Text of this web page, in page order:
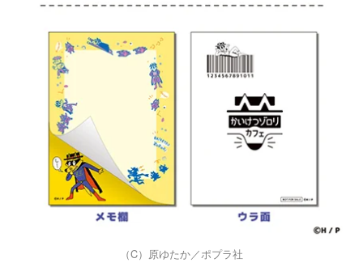
（C）原ゆたか／ポプラ社